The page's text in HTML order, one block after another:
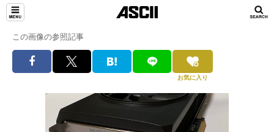
この画像の参照記事
お気に入り